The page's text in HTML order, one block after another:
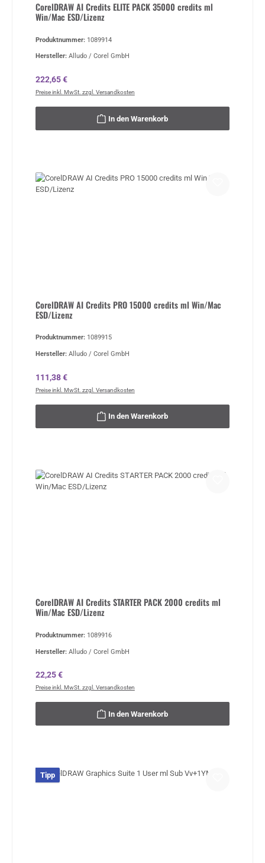
CorelDRAW AI Credits ELITE PACK 35000 credits ml
Win/Mac ESD/Lizenz
Produktnummer: 1089914
Hersteller: Alludo / Corel GmbH
Regulärer Preis:
222,65 €
Preise inkl. MwSt. zzgl. Versandkosten
In den Warenkorb
CorelDRAW AI Credits PRO 15000 credits ml Win/Mac
ESD/Lizenz
Produktnummer: 1089915
Hersteller: Alludo / Corel GmbH
Regulärer Preis:
111,38 €
Preise inkl. MwSt. zzgl. Versandkosten
In den Warenkorb
CorelDRAW AI Credits STARTER PACK 2000 credits ml
Win/Mac ESD/Lizenz
Produktnummer: 1089916
Hersteller: Alludo / Corel GmbH
Regulärer Preis:
22,25 €
Preise inkl. MwSt. zzgl. Versandkosten
In den Warenkorb
Tipp